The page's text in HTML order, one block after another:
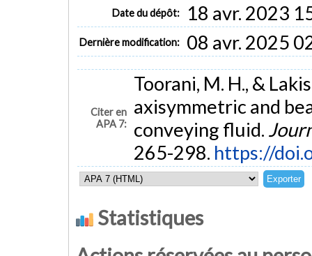
Date du dépôt: 18 avr. 2023
Dernière modification: 08 avr. 2025
Citer en
APA 7:
Toorani, M. H., &
axisymmetric and
conveying fluid.
265-298. https://
Statistiques